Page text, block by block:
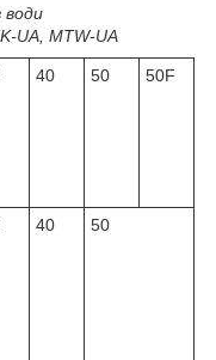
води
UA, MTW-UA
40 50 50F
40 50